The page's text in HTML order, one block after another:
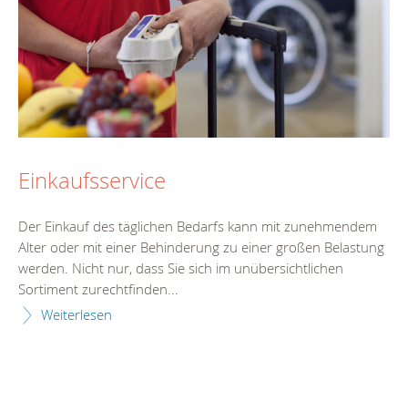
Einkaufsservice
Der Einkauf des täglichen Bedarfs kann mit zunehmendem
Alter oder mit einer Behinderung zu einer großen Belastung
werden. Nicht nur, dass Sie sich im unübersichtlichen
Sortiment zurechtfinden...
Weiterlesen